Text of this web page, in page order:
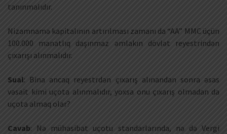
tanınmalıdır.
Nizamnamə kapitalının artırılması zamanı da “AA” MMC üçün
100.000 manatlıq daşınmaz əmlakın dövlət reyestrindən
çıxarışı alınmalıdır.
Sual: Bina ancaq reyestrdən çıxarış alınandan sonra əsas
vəsait kimi uçota alınmalıdır, yoxsa onu çıxarış olmadan da
uçota almaq olar?
Cavab: Nə mühasibat uçotu standarlarında, nə də Vergi